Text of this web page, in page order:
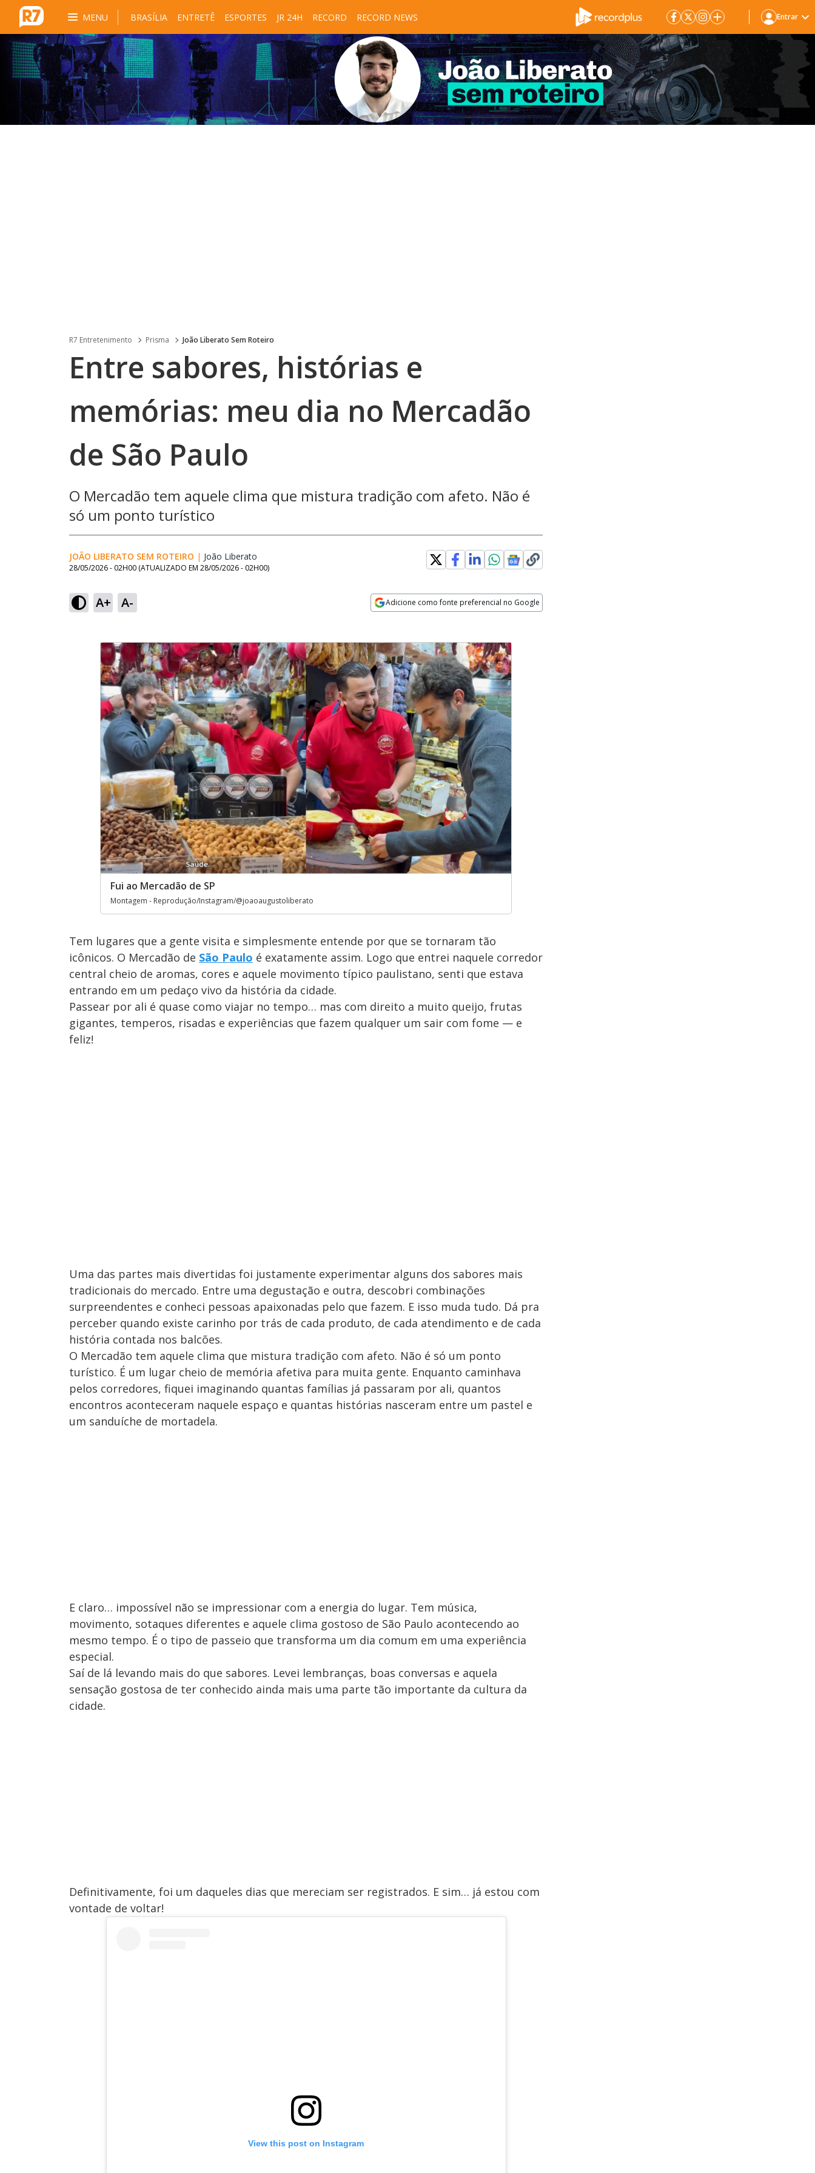
MENU BRASÍLIA ENTRETÊ ESPORTES JR 24H RECORD RECORD NEWS Entrar
R7 Entretenimento Prisma João Liberato Sem Roteiro
Entre sabores, histórias e
memórias: meu dia no Mercadão
de São Paulo
O Mercadão tem aquele clima que mistura tradição com afeto. Não é
só um ponto turístico
JOÃO LIBERATO SEM ROTEIRO | João Liberato
28/05/2026 - 02H00 (ATUALIZADO EM 28/05/2026 - 02H00)
A+ A- Adicione como fonte preferencial no Google
Fui ao Mercadão de SP
Montagem - Reprodução/Instagram/@joaoaugustoliberato
Tem lugares que a gente visita e simplesmente entende por que se tornaram tão
icônicos. O Mercadão de São Paulo é exatamente assim. Logo que entrei naquele corredor
central cheio de aromas, cores e aquele movimento típico paulistano, senti que estava
entrando em um pedaço vivo da história da cidade.
Passear por ali é quase como viajar no tempo… mas com direito a muito queijo, frutas
gigantes, temperos, risadas e experiências que fazem qualquer um sair com fome — e
feliz!
Uma das partes mais divertidas foi justamente experimentar alguns dos sabores mais
tradicionais do mercado. Entre uma degustação e outra, descobri combinações
surpreendentes e conheci pessoas apaixonadas pelo que fazem. E isso muda tudo. Dá pra
perceber quando existe carinho por trás de cada produto, de cada atendimento e de cada
história contada nos balcões.
O Mercadão tem aquele clima que mistura tradição com afeto. Não é só um ponto
turístico. É um lugar cheio de memória afetiva para muita gente. Enquanto caminhava
pelos corredores, fiquei imaginando quantas famílias já passaram por ali, quantos
encontros aconteceram naquele espaço e quantas histórias nasceram entre um pastel e
um sanduíche de mortadela.
E claro… impossível não se impressionar com a energia do lugar. Tem música,
movimento, sotaques diferentes e aquele clima gostoso de São Paulo acontecendo ao
mesmo tempo. É o tipo de passeio que transforma um dia comum em uma experiência
especial.
Saí de lá levando mais do que sabores. Levei lembranças, boas conversas e aquela
sensação gostosa de ter conhecido ainda mais uma parte tão importante da cultura da
cidade.
Definitivamente, foi um daqueles dias que mereciam ser registrados. E sim… já estou com
vontade de voltar!
View this post on Instagram